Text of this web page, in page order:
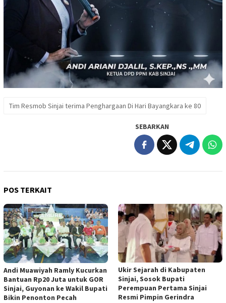
Tim Resmob Sinjai terima Penghargaan Di Hari Bayangkara ke 80
SEBARKAN
POS TERKAIT
Andi Muawiyah Ramly Kucurkan
Bantuan Rp20 Juta untuk GOR
Sinjai, Guyonan ke Wakil Bupati
Bikin Penonton Pecah
Ukir Sejarah di Kabupaten
Sinjai, Sosok Bupati
Perempuan Pertama Sinjai
Resmi Pimpin Gerindra